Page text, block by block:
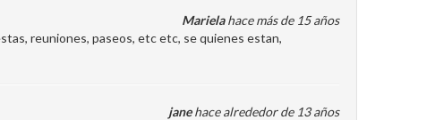
Marielahace más de 15 años
reuniones, paseos, etc etc, se quienes estan,
janehace alrededor de 13 años